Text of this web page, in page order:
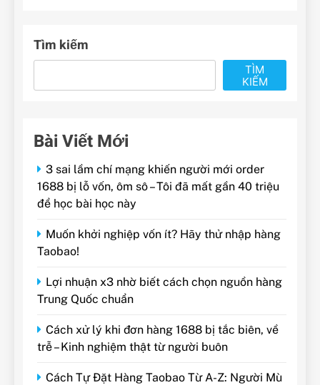
Tìm kiếm
TÌM
KIẾM
Bài Viết Mới
3 sai lầm chí mạng khiến người mới order
1688 bị lỗ vốn, ôm sô – Tôi đã mất gần 40 triệu
để học bài học này
Muốn khởi nghiệp vốn ít? Hãy thử nhập hàng
Taobao!
Lợi nhuận x3 nhờ biết cách chọn nguồn hàng
Trung Quốc chuẩn
Cách xử lý khi đơn hàng 1688 bị tắc biên, về
trễ – Kinh nghiệm thật từ người buôn
Cách Tự Đặt Hàng Taobao Từ A-Z: Người Mù